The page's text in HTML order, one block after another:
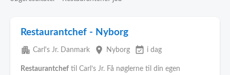
Restaurantchef - Nyborg
apartment Carl's Jr. Danmark place Nyborg event_available i dag
Restaurantchef til Carl’s Jr. Få nøglerne til din egen